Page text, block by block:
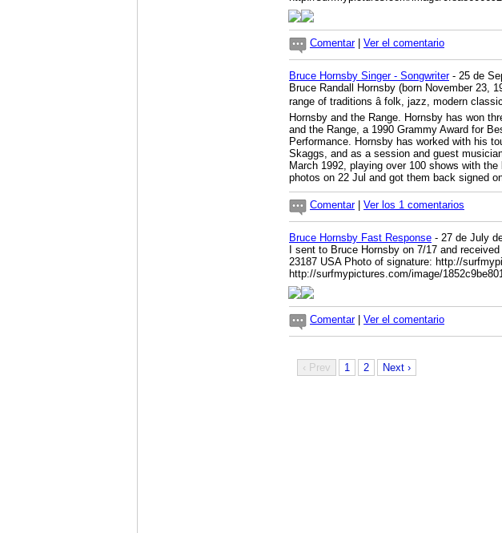
Comentar| Ver el comentario
Bruce Hornsby Singer - Songwriter- 25 de
Bruce Randall Hornsby (born November 23,
range of traditions â folk, jazz, modern
Hornsby and the Range. Hornsby has won
and the Range, a 1990 Grammy Award for
Performance. Hornsby has worked with his
Skaggs, and as a session and guest
March 1992, playing over 100 shows with the
photos on 22 Jul and got them back signed
Comentar| Ver los 1 comentarios
Bruce Hornsby Fast Response - 27 de July
I sent to Bruce Hornsby on 7/17 and
23187 USA Photo of signature: http://
http://surfmypictures.com/image/
Comentar| Ver el comentario
‹ Prev 1 2 Next ›